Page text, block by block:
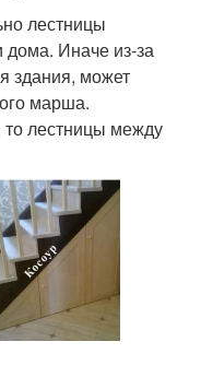
лестницы
дома. Иначе из-за
здания, может
марша.
то лестницы между